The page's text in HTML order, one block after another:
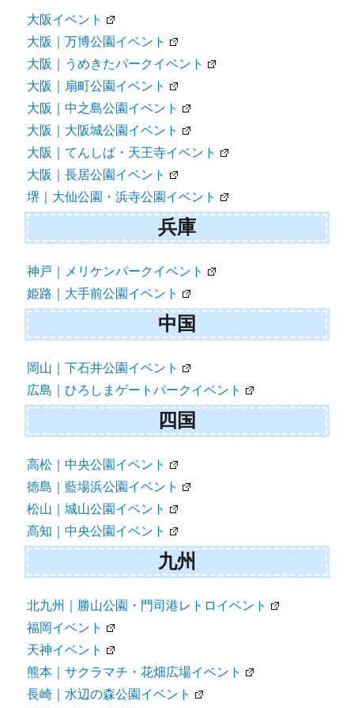
大阪イベント
大阪｜万博公園イベント
大阪｜うめきたパークイベント
大阪｜扇町公園イベント
大阪｜中之島公園イベント
大阪｜大阪城公園イベント
大阪｜てんしば・天王寺イベント
大阪｜長居公園イベント
堺｜大仙公園・浜寺公園イベント
兵庫
神戸｜メリケンパークイベント
姫路｜大手前公園イベント
中国
岡山｜下石井公園イベント
広島｜ひろしまゲートパークイベント
四国
高松｜中央公園イベント
徳島｜藍場浜公園イベント
松山｜城山公園イベント
高知｜中央公園イベント
九州
北九州｜勝山公園・門司港レトロイベント
福岡イベント
天神イベント
熊本｜サクラマチ・花畑広場イベント
長崎｜水辺の森公園イベント